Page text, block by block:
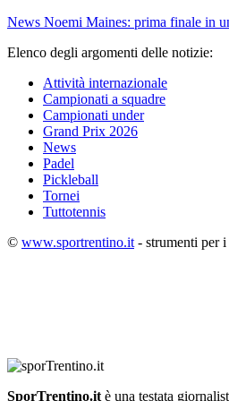
News Noemi Maines: prima finale in
Elenco degli argomenti delle notizie:
Attività internazionale
Campionati a squadre
Campionati under
Grand Prix 2026
News
Padel
Pickleball
Tornei
Tuttotennis
© www.sportrentino.it - strumenti per
SporTrentino.it è una testata